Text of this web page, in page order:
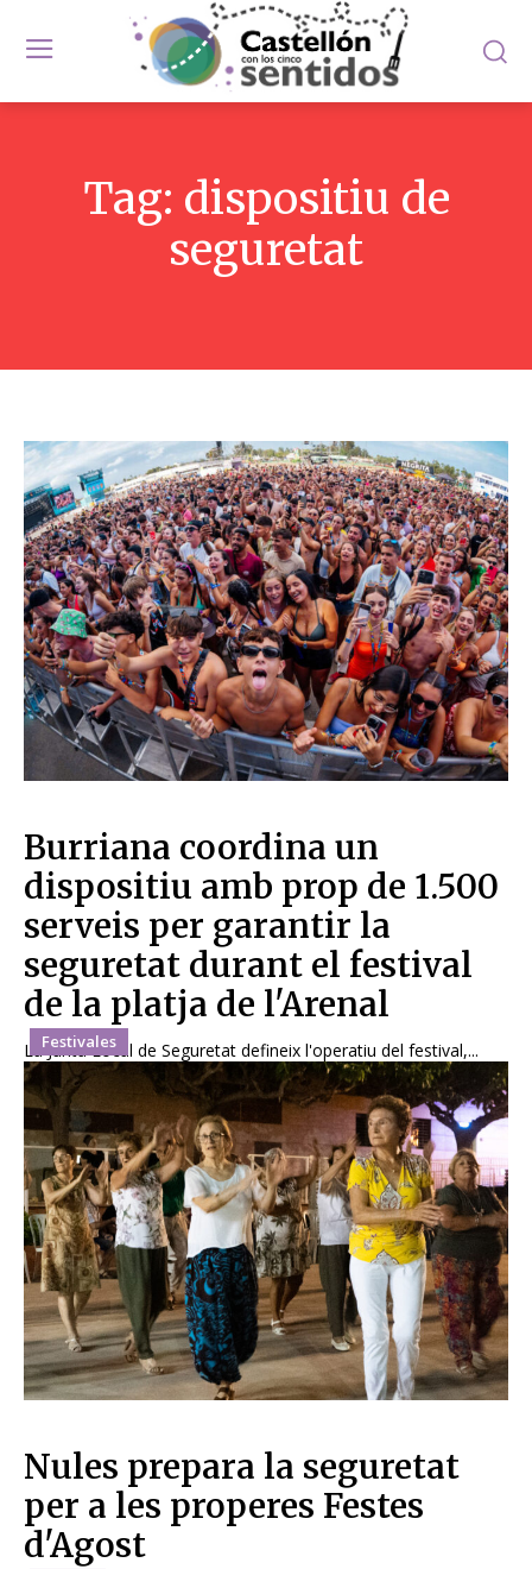
Tag: dispositiu de
seguretat
Festivales
Burriana coordina un
dispositiu amb prop de 1.500
serveis per garantir la
seguretat durant el festival
de la platja de l'Arenal
La Junta Local de Seguretat defineix l'operatiu del festival,...
Nules prepara la seguretat
per a les properes Festes
d'Agost